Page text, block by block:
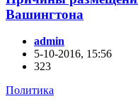
Вашингтона
admin
5-10-2016, 15:56
323
Политика